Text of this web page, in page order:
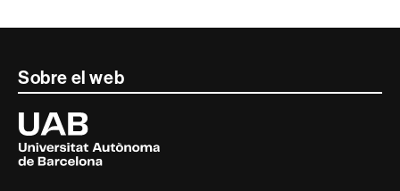
Contacte
informació
legal
Sobre el web
Universitat
Autònoma
de
Barcelona